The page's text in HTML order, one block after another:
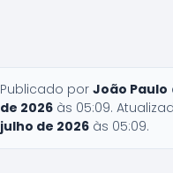
Publicado por João Paulo
de 2026 às 05:09.
julho de 2026 às 05:09.